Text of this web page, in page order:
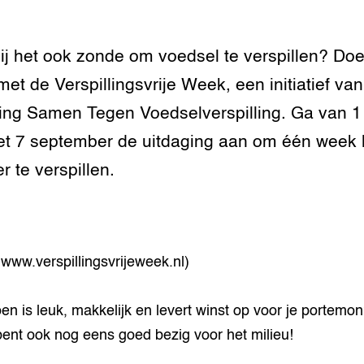
en infra
Pigs
Digitalisering &
en
genetische
diversiteit
het ook zonde om voedsel te verspillen?
de Verspillingsvrije Week, een initiatief
Samen Tegen Voedselverspilling. Ga van
7 september de uitdaging aan om één week
te verspillen.
is leuk, makkelijk en levert winst op voor je
ook nog eens goed bezig voor het milieu!